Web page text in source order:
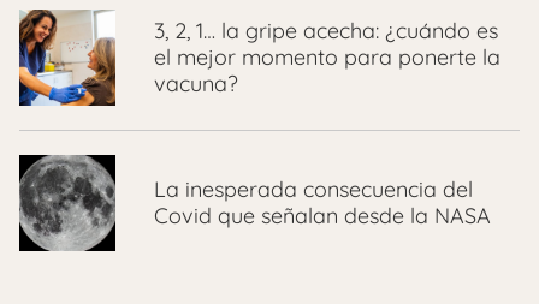
3, 2, 1… la gripe acecha: ¿cuándo es
el mejor momento para ponerte la
vacuna?
La inesperada consecuencia del
Covid que señalan desde la NASA